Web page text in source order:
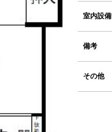
室内設備
備考
その他